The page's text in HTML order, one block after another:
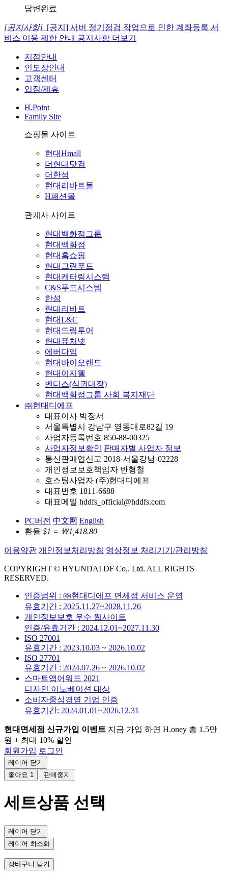
답변완료
[공지사항] [공지] 서버 정기점검 작업으로 인한 계좌등록 서
비스 이용 제한 안내 공지사항 더보기
지점안내
인도장안내
고객센터
입점/제휴
H.Point
Family Site
쇼핑몰 사이트
현대Hmall
더현대닷컴
더한섬
현대리바트몰
H패션몰
관계사 사이트
현대백화점그룹
현대백화점
현대홈쇼핑
현대그린푸드
현대캐터링시스템
C&S푸드시스템
한섬
현대리바트
현대L&C
현대드림투어
현대퓨처넷
에버다임
현대바이오랜드
현대이지웰
벤디스(식권대장)
현대백화점그룹 사회 복지재단
㈜현대디에프
대표이사 박장서
서울특별시 강남구 영동대로82길 19
사업자등록번호 850-88-00325
사업자정보확인 판매자별 사업자 정보
통신판매업신고 2018-서울강남-02228
개인정보보호책임자 반형철
호스팅사업자 (주)현대디에프
대표번호 1811-6688
대표메일 hddfs_official@hddfs.com
PC버전 中文网 English
환율 $1 = ￦1,418.80
이용약관 개인정보처리방침 영상정보 처리기기/관리방침
COPYRIGHT © HYUNDAI DF Co,. Ltd. ALL RIGHTS
RESERVED.
인증범위 : ㈜현대디에프 면세점 서비스 운영
유효기간 : 2025.11.27~2028.11.26
개인정보보호 우수 웹사이트
인증/유효기간 : 2024.12.01~2027.11.30
ISO 27001
유효기간 : 2023.10.03 ~ 2026.10.02
ISO 27701
유효기간 : 2024.07.26 ~ 2026.10.02
스마트앱어워드 2021
디자인 이노베이션 대상
소비자중심경영 기업 인증
유효기간: 2024.01.01~2026.12.31
현대면세점 신규가입 이벤트 지금 가입 하면 H.oney 총 1.5만
원 + 최대 10% 할인
회원가입 로그인
레이어 닫기
좋아요 1 판매중지
세트상품 선택
레이어 닫기
레이어 최소화
장바구니 담기